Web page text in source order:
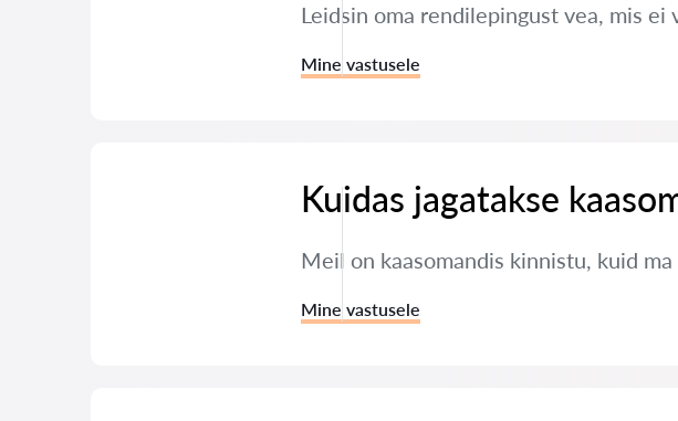
Leidsin oma rendilepingust vea, mis ei
Mine vastusele
Kuidas jagatakse
Meil on kaasomandis kinnistu, kuid
Mine vastusele